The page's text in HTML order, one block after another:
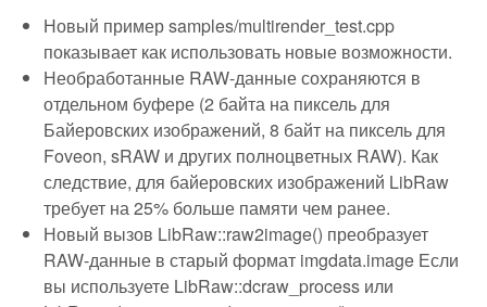
Новый пример samples/multirender_test.cpp
показывает как использовать новые возможности.
Необработанные RAW-данные сохраняются в
отдельном буфере (2 байта на пиксель для
Байеровских изображений, 8 байт на пиксель для
Foveon, sRAW и других полноцветных RAW). Как
следствие, для байеровских изображений LibRaw
требует на 25% больше памяти чем ранее.
Новый вызов LibRaw::raw2image() преобразует
RAW-данные в старый формат imgdata.image Если
вы используете LibRaw::dcraw_process или